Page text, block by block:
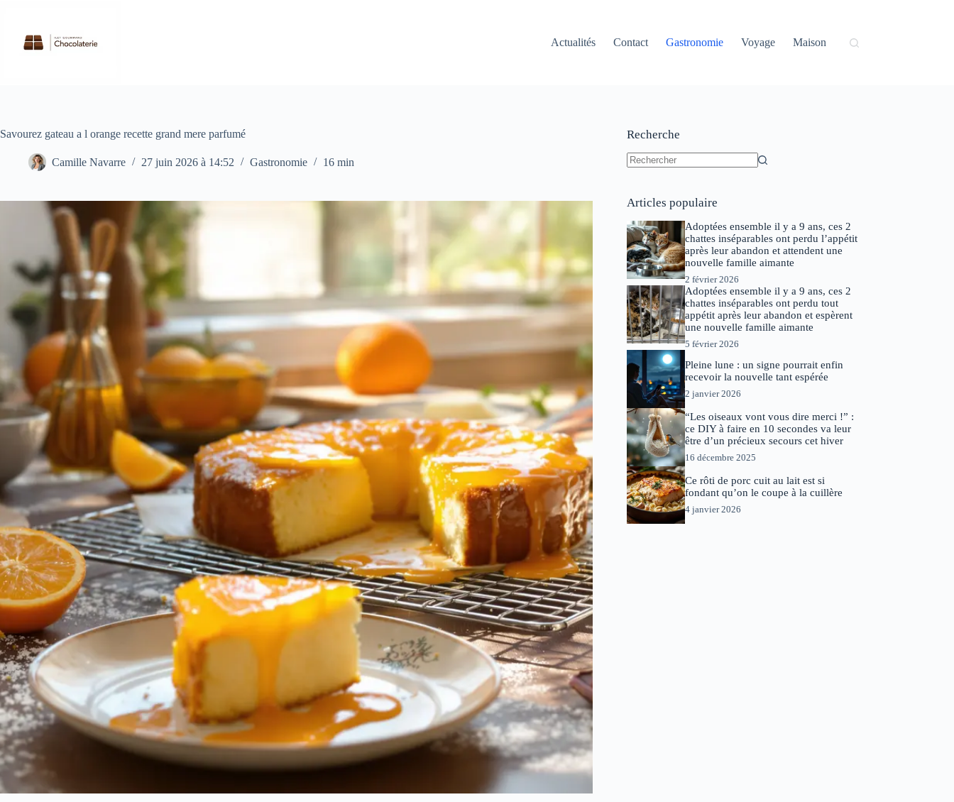
Actualités
Contact Gastronomie Voyage Maison
Savourez gateau a l orange recette grand mere parfumé
Camille Navarre 27 juin 2026 à 14:52 Gastronomie 16 min
Recherche
Articles populaire
Adoptées ensemble il y a 9 ans, ces 2
chattes inséparables ont perdu l’appétit
après leur abandon et attendent une
nouvelle famille aimante
2 février 2026
Adoptées ensemble il y a 9 ans, ces 2
chattes inséparables ont perdu tout
appétit après leur abandon et espèrent
une nouvelle famille aimante
5 février 2026
Pleine lune : un signe pourrait enfin
recevoir la nouvelle tant espérée
2 janvier 2026
“Les oiseaux vont vous dire merci !” :
ce DIY à faire en 10 secondes va leur
être d’un précieux secours cet hiver
16 décembre 2025
Ce rôti de porc cuit au lait est si
fondant qu’on le coupe à la cuillère
4 janvier 2026